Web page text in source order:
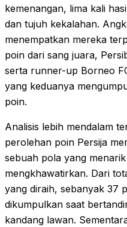
kemenangan, lima kali
dan tujuh kekalahan.
menempatkan mereka
poin dari sang juara,
serta runner-up Borneo
yang keduanya
poin.
Analisis lebih mendalam
perolehan poin Persija
sebuah pola yang
mengkhawatirkan. Dari
yang diraih, sebanyak 37
dikumpulkan saat
kandang lawan.